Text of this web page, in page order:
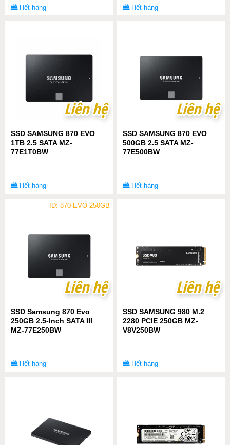
Hết hàng Hết hàng
Liên hệ
Liên hệ
SSD SAMSUNG 870 EVO
1TB 2.5 SATA MZ-
77E1T0BW
Hết hàng
Liên hệ
Liên hệ
SSD SAMSUNG 870 EVO
500GB 2.5 SATA MZ-
77E500BW
Hết hàng
ID: 870 EVO 250GB
Liên hệ
Liên hệ
SSD Samsung 870 Evo
250GB 2.5-Inch SATA III
MZ-77E250BW
Hết hàng
Liên hệ
Liên hệ
SSD SAMSUNG 980 M.2
2280 PCIE 250GB MZ-
V8V250BW
Hết hàng